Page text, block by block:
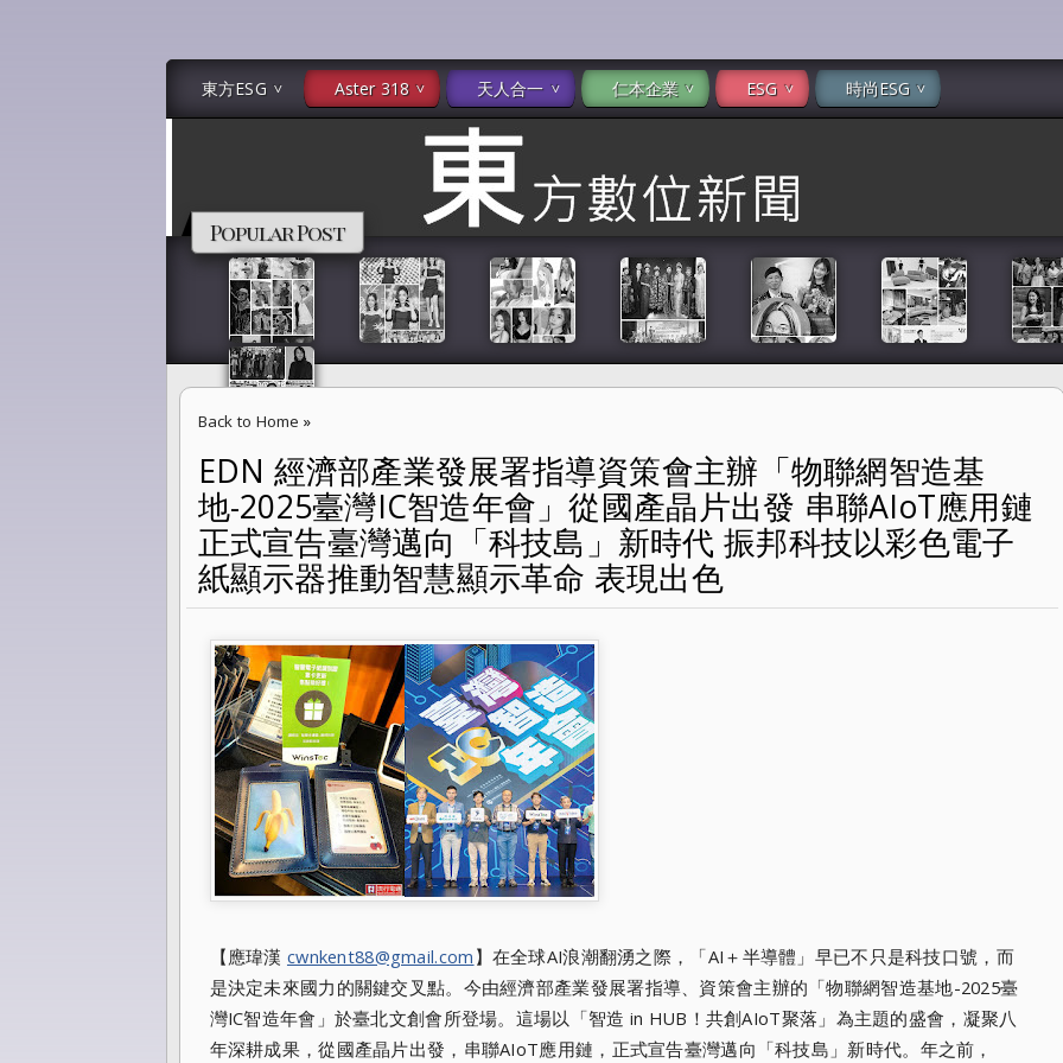
東方ESG Aster 318 天人合一 仁本企業 ESG 時尚ESG
Popular Post
Back to Home »
EDN 經濟部產業發展署指導資策會主辦「物聯網智造基地-2025臺灣IC智造年會」從國產晶片出發 串聯AIoT
應用鏈 正式宣告臺灣邁向「科技島」新時代 振邦科技以彩色電子紙顯示器推動智慧顯示革命 表現出色
EDN 經濟部產業發展署指導資策會主辦「物聯網智造基
地-2025臺灣IC智造年會」從國產晶片出發 串聯AIoT應用鏈
正式宣告臺灣邁向「科技島」新時代 振邦科技以彩色電子
紙顯示器推動智慧顯示革命 表現出色
【應瑋漢 cwnkent88@gmail.com 】在全球AI浪潮翻湧之際，「AI＋半導體」早已不只是科技口號，而
是決定未來國力的關鍵交叉點。今由經濟部產業發展署指導、資策會主辦的「物聯網智造基地-2025臺
灣IC智造年會」於臺北文創會所登場。這場以「智造 in HUB！共創AIoT聚落」為主題的盛會，凝聚八
年深耕成果，從國產晶片出發，串聯AIoT應用鏈，正式宣告臺灣邁向「科技島」新時代。年之前，